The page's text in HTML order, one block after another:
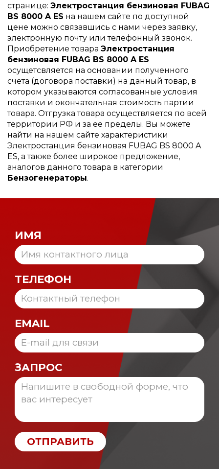
странице: Электростанция бензиновая FUBAG
BS 8000 A ES на нашем сайте по доступной
цене можно связавшись с нами через заявку,
электронную почту или телефонный звонок.
Приобретение товара Электростанция
бензиновая FUBAG BS 8000 A ES
осущетсвляется на основании полученного
счета (договора поставки) на данный товар, в
котором указываются согласованные условия
поставки и окончательная стоимость партии
товара. Отгрузка товара осуществляется по всей
территории РФ и за ее пределы. Вы можете
найти на нашем сайте характеристики
Электростанция бензиновая FUBAG BS 8000 A
ES, а также более широкое предложение,
аналогов данного товара в категории
Бензогенераторы.
ИМЯ
ТЕЛЕФОН
EMAIL
ЗАПРОС
ОТПРАВИТЬ